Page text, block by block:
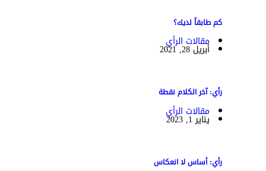
كم طابقاً لديك؟
مقالات الرأي
أبريل 28, 2021
رأي: آخر الكلام نقطة
مقالات الرأي
يناير 1, 2023
رأي: أساس لا انعكاس